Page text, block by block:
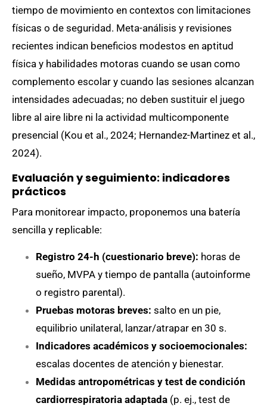
tiempo de movimiento en contextos con limitaciones
físicas o de seguridad. Meta-análisis y revisiones
recientes indican beneficios modestos en aptitud
física y habilidades motoras cuando se usan como
complemento escolar y cuando las sesiones alcanzan
intensidades adecuadas; no deben sustituir el juego
libre al aire libre ni la actividad multicomponente
presencial (Kou et al., 2024; Hernandez-Martinez et al.,
2024).
Evaluación y seguimiento: indicadores
prácticos
Para monitorear impacto, proponemos una batería
sencilla y replicable:
Registro 24-h (cuestionario breve): horas de
sueño, MVPA y tiempo de pantalla (autoinforme
o registro parental).
Pruebas motoras breves: salto en un pie,
equilibrio unilateral, lanzar/atrapar en 30 s.
Indicadores académicos y socioemocionales:
escalas docentes de atención y bienestar.
Medidas antropométricas y test de condición
cardiorrespiratoria adaptada (p. ej., test de